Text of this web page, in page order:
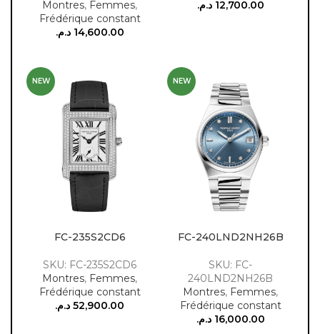
Montres, Femmes,
Frédérique constant
14,600.00 د.م.
12,700.00 د.م.
NEW
FC-235S2CD6
SKU: FC-235S2CD6
Montres, Femmes,
Frédérique constant
52,900.00 د.م.
NEW
FC-240LND2NH26B
SKU: FC-
240LND2NH26B
Montres, Femmes,
Frédérique constant
16,000.00 د.م.